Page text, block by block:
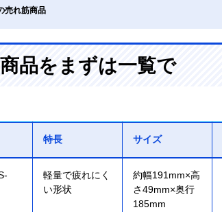
売れ筋商品
品をまずは一覧で
特長 サイズ
軽量で疲れにく
い形状
約幅191mm×高
さ49mm×奥行
185mm